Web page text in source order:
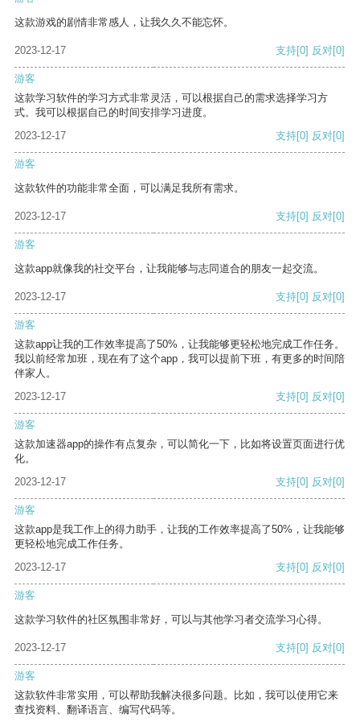
这款游戏的剧情非常感人，让我久久不能忘怀。
2023-12-17 支持[0] 反对[0]
游客
这款学习软件的学习方式非常灵活，可以根据自己的需求选择学习方
式。我可以根据自己的时间安排学习进度。
2023-12-17
支持[0] 反对[0]
游客
这款软件的功能非常全面，可以满足我所有需求。
2023-12-17 支持[0] 反对[0]
游客
这款app就像我的社交平台，让我能够与志同道合的朋友一起交流。
2023-12-17 支持[0] 反对[0]
游客
这款app让我的工作效率提高了50%，让我能够更轻松地完成工作任务。
我以前经常加班，现在有了这个app，我可以提前下班，有更多的时间陪
伴家人。
2023-12-17
支持[0] 反对[0]
游客
这款加速器app的操作有点复杂，可以简化一下，比如将设置页面进行优
化。
2023-12-17
支持[0] 反对[0]
游客
这款app是我工作上的得力助手，让我的工作效率提高了50%，让我能够
更轻松地完成工作任务。
2023-12-17
支持[0] 反对[0]
游客
这款学习软件的社区氛围非常好，可以与其他学习者交流学习心得。
2023-12-17 支持[0] 反对[0]
游客
这款软件非常实用，可以帮助我解决很多问题。比如，我可以使用它来
查找资料、翻译语言、编写代码等。